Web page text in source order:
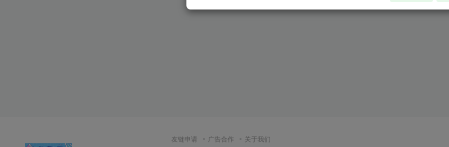
友链申请 广告合作 关于我们